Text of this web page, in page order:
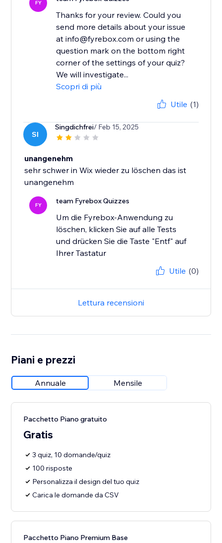
FY
Thanks for your review. Could you
send more details about your issue
at info@fyrebox.com or using the
question mark on the bottom right
corner of the settings of your quiz?
We will investigate...
Scopri di più
Utile (1)
SI
Singdichfrei/ Feb 15, 2025
unangenehm
sehr schwer in Wix wieder zu löschen das ist
unangenehm
FY team Fyrebox Quizzes
Um die Fyrebox-Anwendung zu
löschen, klicken Sie auf alle Tests
und drücken Sie die Taste "Entf" auf
Ihrer Tastatur
Utile (0)
Lettura recensioni
Piani e prezzi
Annuale Mensile
Pacchetto Piano gratuito
Gratis
3 quiz, 10 domande/quiz
100 risposte
Personalizza il design del tuo quiz
Carica le domande da CSV
Pacchetto Piano Premium Base